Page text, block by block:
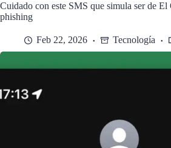
Cuidado con este SMS que simula ser de El
phishing
Feb 22, 2026 Tecnología